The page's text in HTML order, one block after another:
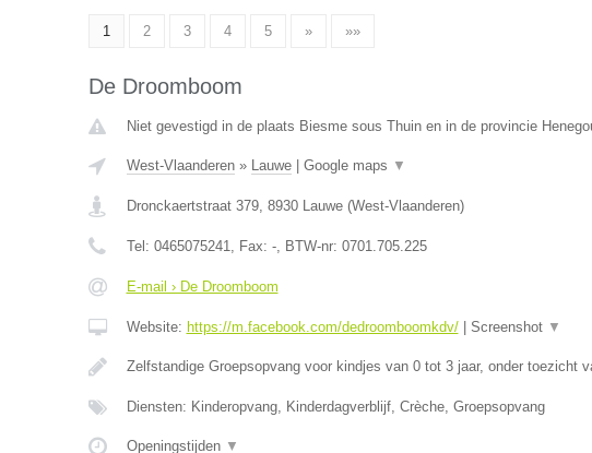
1 2 3 4 5 » »»
De Droomboom
Niet gevestigd in de plaats Biesme sous Thuin en in de provincie
West-Vlaanderen» Lauwe| Google maps ▼
Dronckaertstraat 379, 8930 Lauwe(West-Vlaanderen)
Tel: 0465075241, Fax: -, BTW-nr: 0701.705.225
E-mail › De Droomboom
Website: https://m.facebook.com/dedroomboomkdv/| Screenshot ▼
Zelfstandige Groepsopvang voor kindjes van 0 tot 3 jaar, onder toezicht
Diensten: Kinderopvang, Kinderdagverblijf, Crèche, Groepsopvang
Openingstijden ▼